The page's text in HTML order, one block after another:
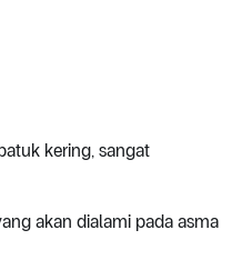
kering, sangat
akan dialami pada asma